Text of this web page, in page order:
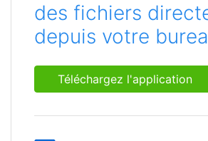
des fichiers
depuis votre
Téléchargez l'application